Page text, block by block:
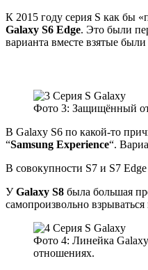
К 2015 году серия S как бы
Galaxy S6 Edge. Это были
варианта вместе взятые
Фото 3: Защищённый от
В Galaxy S6 по какой-то
“Samsung Experience“.
В совокупности S7 и S7
УGalaxy S8 была большая
самопроизвольно
Фото 4: Линейка
отношениях.